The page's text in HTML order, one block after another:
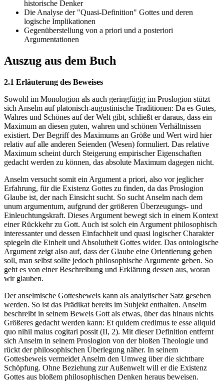
historische Denker
Die Analyse der "Quasi-Definition" Gottes und deren
logische Implikationen
Gegenüberstellung von a priori und a posteriori
Argumentationen
Auszug aus dem Buch
2.1 Erläuterung des Beweises
Sowohl im Monologion als auch geringfügig im Proslogion stützt
sich Anselm auf platonisch-augustinische Traditionen: Da es Gutes,
Wahres und Schönes auf der Welt gibt, schließt er daraus, dass ein
Maximum an diesen guten, wahren und schönen Verhältnissen
existiert. Der Begriff des Maximums an Größe und Wert wird hier
relativ auf alle anderen Seienden (Wesen) formuliert. Das relative
Maximum scheint durch Steigerung empirischer Eigenschaften
gedacht werden zu können, das absolute Maximum dagegen nicht.
Anselm versucht somit ein Argument a priori, also vor jeglicher
Erfahrung, für die Existenz Gottes zu finden, da das Proslogion
Glaube ist, der nach Einsicht sucht. So sucht Anselm nach dem
unum argumentum, aufgrund der größeren Überzeugungs- und
Einleuchtungskraft. Dieses Argument bewegt sich in einem Kontext
einer Rückkehr zu Gott. Auch ist solch ein Argument philosophisch
interessanter und dessen Einfachheit und quasi logischer Charakter
spiegeln die Einheit und Absolutheit Gottes wider. Das ontologische
Argument zeigt also auf, dass der Glaube eine Orientierung geben
soll, man selbst sollte jedoch philosophische Argumente geben. So
geht es von einer Beschreibung und Erklärung dessen aus, woran
wir glauben.
Der anselmische Gottesbeweis kann als analytischer Satz gesehen
werden. So ist das Prädikat bereits im Subjekt enthalten. Anselm
beschreibt in seinem Beweis Gott als etwas, über das hinaus nichts
Größeres gedacht werden kann: Et quidem credimus te esse aliquid
quo nihil maius cogitari possit (II, 2). Mit dieser Definition entfernt
sich Anselm in seinem Proslogion von der bloßen Theologie und
rückt der philosophischen Überlegung näher. In seinem
Gottesbeweis vermeidet Anselm den Umweg über die sichtbare
Schöpfung. Ohne Beziehung zur Außenwelt will er die Existenz
Gottes aus bloßem philosophischen Denken heraus beweisen.